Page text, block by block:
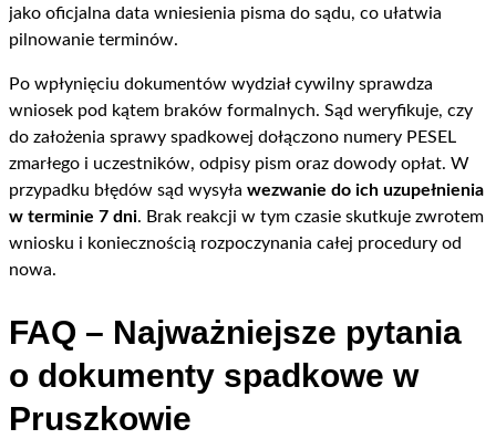
jako oficjalna data wniesienia pisma do sądu, co ułatwia
pilnowanie terminów.
Po wpłynięciu dokumentów wydział cywilny sprawdza
wniosek pod kątem braków formalnych. Sąd weryfikuje, czy
do założenia sprawy spadkowej dołączono numery PESEL
zmarłego i uczestników, odpisy pism oraz dowody opłat. W
przypadku błędów sąd wysyła wezwanie do ich uzupełnienia
w terminie 7 dni. Brak reakcji w tym czasie skutkuje zwrotem
wniosku i koniecznością rozpoczynania całej procedury od
nowa.
FAQ – Najważniejsze pytania
o dokumenty spadkowe w
Pruszkowie